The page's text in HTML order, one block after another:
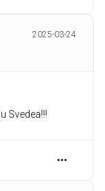
2025-03-24
Svedea!!!